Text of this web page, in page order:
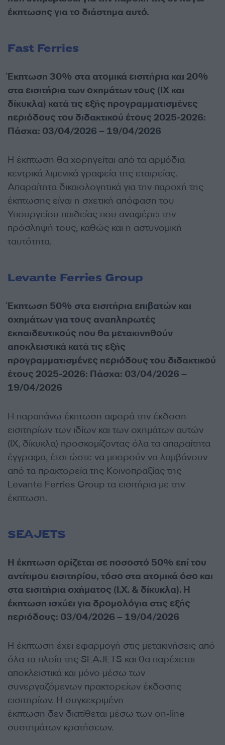
έκπτωσης για το διάστημα αυτό.
Fast Ferries
Έκπτωση 30% στα ατομικά εισιτήρια και 20%
στα εισιτήρια των οχημάτων τους (IX και
δίκυκλα) κατά τις εξής προγραμματισμένες
περιόδους του διδακτικού έτους 2025-2026:
Πάσχα: 03/04/2026 – 19/04/2026
Η έκπτωση θα χορηγείται από τα αρμόδια
κεντρικά λιμενικά γραφεία της εταιρείας.
Απαραίτητα δικαιολογητικά για την παροχή της
έκπτωσης είναι η σχετική απόφαση του
Υπουργείου παιδείας που αναφέρει την
πρόσληψή τους, καθώς και η αστυνομική
ταυτότητα.
Levante Ferries Group
Έκπτωση 50% στα εισιτήρια επιβατών και
οχημάτων για τους αναπληρωτές
εκπαιδευτικούς που θα μετακινηθούν
αποκλειστικά κατά τις εξής
προγραμματισμένες περιόδους του διδακτικού
έτους 2025-2026: Πάσχα: 03/04/2026 –
19/04/2026
Η παραπάνω έκπτωση αφορά την έκδοση
εισιτηρίων των ιδίων και των οχημάτων αυτών
(ΙΧ, δίκυκλα) προσκομίζοντας όλα τα απαραίτητα
έγγραφα, έτσι ώστε να μπορούν να λαμβάνουν
από τα πρακτορεία της Κοινοπραξίας της
Levante Ferries Group τα εισιτήρια με την
έκπτωση.
SEAJETS
Η έκπτωση ορίζεται σε ποσοστό 50% επί του
αντίτιμου εισιτηρίου, τόσο στα ατομικά όσο και
στα εισιτήρια οχήματος (Ι.Χ. & δίκυκλα). Η
έκπτωση ισχύει για δρομολόγια στις εξής
περιόδους: 03/04/2026 – 19/04/2026
Η έκπτωση έχει εφαρμογή στις μετακινήσεις από
όλα τα πλοία της SEAJETS και θα παρέχεται
αποκλειστικά και μόνο μέσω των
συνεργαζόμενων πρακτορείων έκδοσης
εισιτηρίων. Η συγκεκριμένη
έκπτωση δεν διατίθεται μέσω των on-line
συστημάτων κρατήσεων.